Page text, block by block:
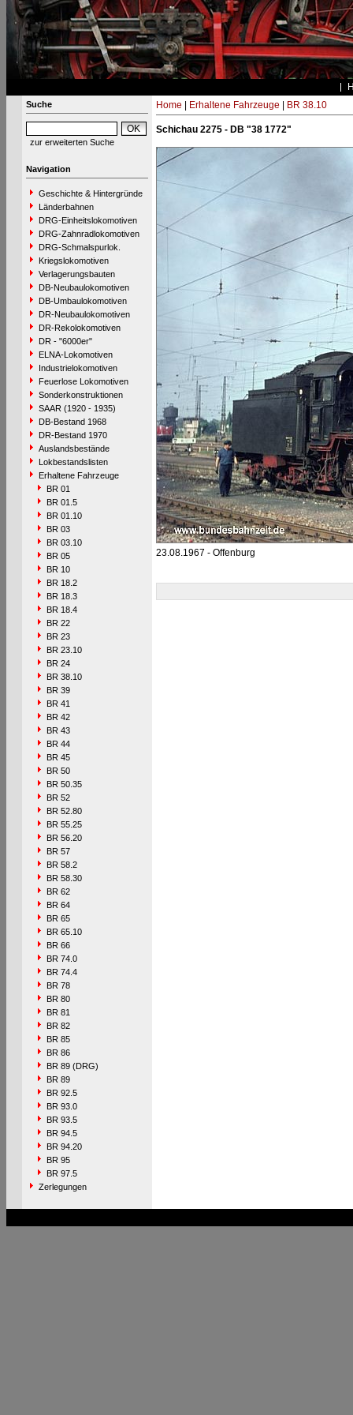
Suche
zur erweiterten Suche
Navigation
Geschichte & Hintergründe
Länderbahnen
DRG-Einheitslokomotiven
DRG-Zahnradlokomotiven
DRG-Schmalspurlok.
Kriegslokomotiven
Verlagerungsbauten
DB-Neubaulokomotiven
DB-Umbaulokomotiven
DR-Neubaulokomotiven
DR-Rekolokomotiven
DR - "6000er"
ELNA-Lokomotiven
Industrielokomotiven
Feuerlose Lokomotiven
Sonderkonstruktionen
SAAR (1920 - 1935)
DB-Bestand 1968
DR-Bestand 1970
Auslandsbestände
Lokbestandslisten
Erhaltene Fahrzeuge
BR 01
BR 01.5
BR 01.10
BR 03
BR 03.10
BR 05
BR 10
BR 18.2
BR 18.3
BR 18.4
BR 22
BR 23
BR 23.10
BR 24
BR 38.10
BR 39
BR 41
BR 42
BR 43
BR 44
BR 45
BR 50
BR 50.35
BR 52
BR 52.80
BR 55.25
BR 56.20
BR 57
BR 58.2
BR 58.30
BR 62
BR 64
BR 65
BR 65.10
BR 66
BR 74.0
BR 74.4
BR 78
BR 80
BR 81
BR 82
BR 85
BR 86
BR 89 (DRG)
BR 89
BR 92.5
BR 93.0
BR 93.5
BR 94.5
BR 94.20
BR 95
BR 97.5
Zerlegungen
Home Erhaltene Fahrzeuge BR 38.10
Schichau 2275 - DB "38 1772"
23.08.1967 - Offenburg